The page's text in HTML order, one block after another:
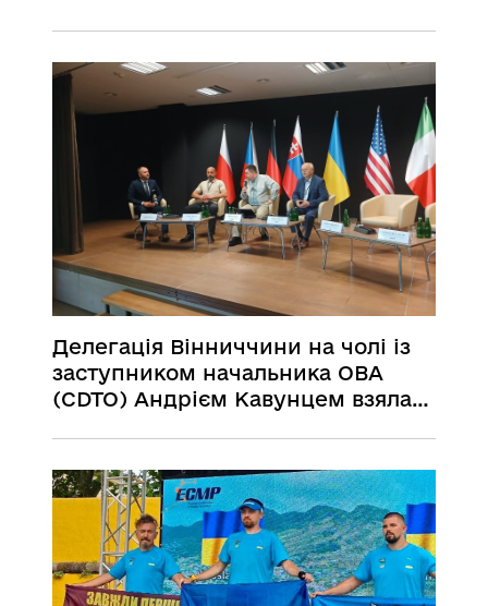
Делегація Вінниччини на чолі із
заступником начальника ОВА
(CDTO) Андрієм Кавунцем взяла
перед сучасним місцевим
самоврядуванням» у Польщі